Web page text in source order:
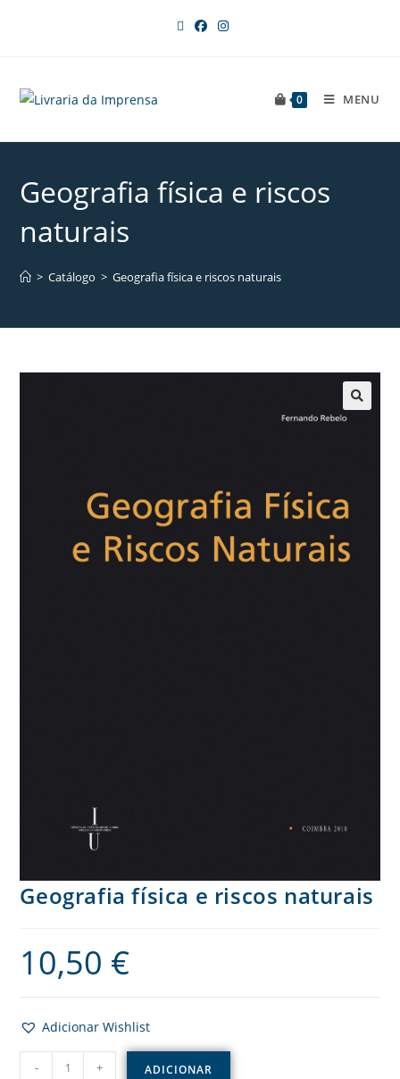
0 MENU
Geografia física e riscos
naturais
> Catálogo > Geografia física e riscos naturais
Geografia física e riscos naturais
10,50 €
Adicionar Wishlist
- + ADICIONAR